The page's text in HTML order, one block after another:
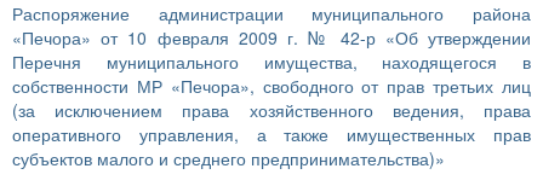
Распоряжение администрации муниципального района
«Печора» от 10 февраля 2009 г. № 42-р «Об утверждении
Перечня муниципального имущества, находящегося в
собственности МР «Печора», свободного от прав третьих лиц
(за исключением права хозяйственного ведения, права
оперативного управления, а также имущественных прав
субъектов малого и среднего предпринимательства)»